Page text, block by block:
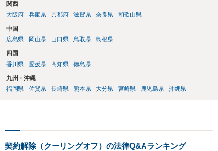
関西
大阪府
兵庫県 京都府 滋賀県 奈良県 和歌山県
中国
広島県
岡山県 山口県 鳥取県 島根県
四国
香川県
愛媛県 高知県 徳島県
九州・沖縄
福岡県
佐賀県 長崎県 熊本県 大分県 宮崎県 鹿児島県 沖縄県
契約解除（クーリングオフ）の法律Q&Aランキング